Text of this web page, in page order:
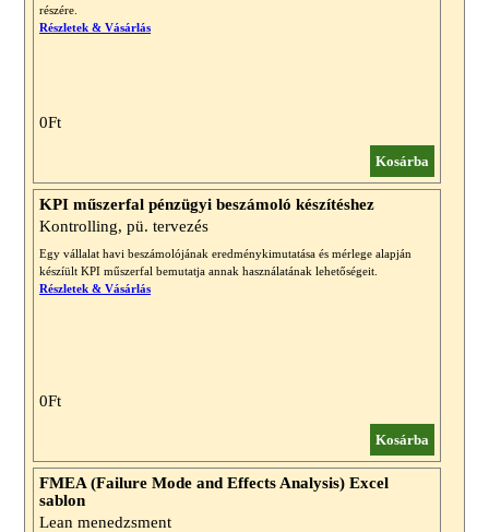
részére.
Részletek & Vásárlás
0Ft
Kosárba
KPI műszerfal pénzügyi beszámoló készítéshez
Kontrolling, pü. tervezés
Egy vállalat havi beszámolójának eredménykimutatása és mérlege alapján
készíült KPI műszerfal bemutatja annak használatának lehetőségeit.
Részletek & Vásárlás
0Ft
Kosárba
FMEA (Failure Mode and Effects Analysis) Excel
sablon
Lean menedzsment